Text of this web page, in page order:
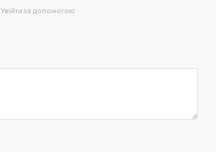
Увійти за допомогою